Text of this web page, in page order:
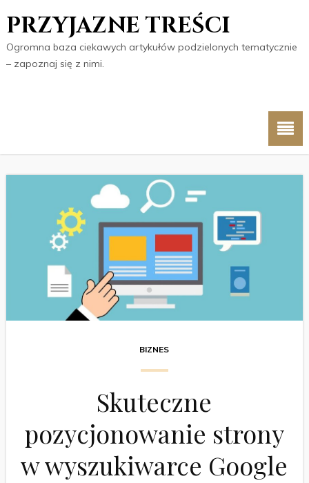
PRZYJAZNE TREŚCI
Ogromna baza ciekawych artykułów podzielonych tematycznie
– zapoznaj się z nimi.
BIZNES
Skuteczne
pozycjonowanie strony
w wyszukiwarce Google